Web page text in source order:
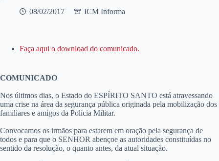
08/02/2017 ICM Informa
Faça aqui o download do comunicado.
COMUNICADO
Nos últimos dias, o Estado do ESPÍRITO SANTO está atravessando
uma crise na área da segurança pública originada pela mobilização dos
familiares e amigos da Polícia Militar.
Convocamos os irmãos para estarem em oração pela segurança de
todos e para que o SENHOR abençoe as autoridades constituídas no
sentido da resolução, o quanto antes, da atual situação.